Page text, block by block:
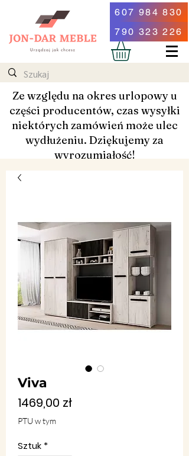
607 984 830
790 323 226
Ze względu na okres urlopowy u
części producentów, czas wysyłki
niektórych zamówień może ulec
wydłużeniu. Dziękujemy za
wyrozumiałość!
Viva
1469,00 złCena
PTU w tym
Sztuk *